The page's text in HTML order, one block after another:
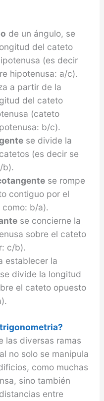
de un ángulo, se
del cateto
(es decir
hipotenusa: a/c).
a partir de la
del cateto
(cateto
b/c).
se divide la
(es decir se
b).
se rompe
contiguo por el
b/a).
se concierne la
sobre el cateto
c/b).
establecer la
divide la longitud
el cateto opuesto
las diversas ramas
no solo se manipula
como muchas
sino también
entre